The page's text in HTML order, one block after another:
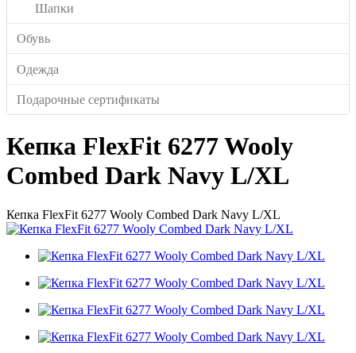
Шапки
Обувь
Одежда
Подарочные сертификаты
Кепка FlexFit 6277 Wooly
Combed Dark Navy L/XL
Кепка FlexFit 6277 Wooly Combed Dark Navy L/XL